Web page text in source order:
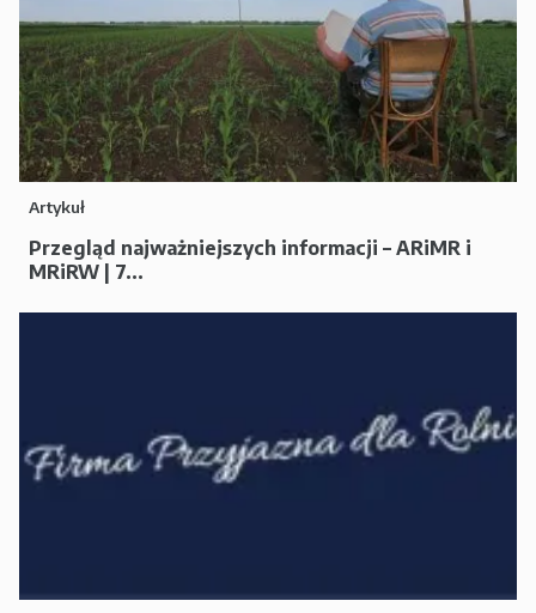
Artykuł
Przegląd najważniejszych informacji – ARiMR i
MRiRW | 7...